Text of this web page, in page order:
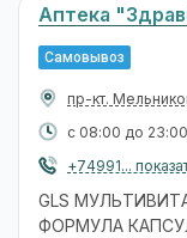
Аптека
Самовывоз
пр-кт.
с 08:00 до 23:00
+74991...
GLS
ФОРМУЛА